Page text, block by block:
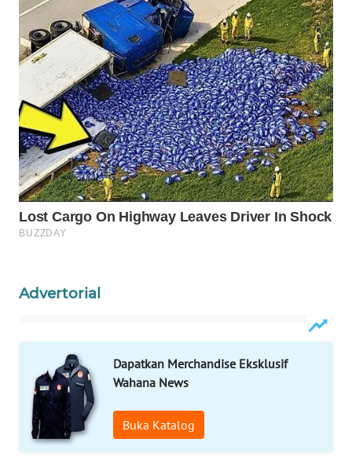
Advertorial
Dapatkan Merchandise Eksklusif
Wahana News
Buka Katalog
WAHANANEWS
NET
WAHANA
SPORT
WAHANA
UMKM
WAHANA
SELEB
WAHANA
WAHANA
WAHANA
HEALTH
WAHANA
DESA
WISATA